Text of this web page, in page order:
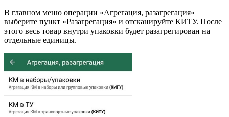
В главном меню операции «Агрегация, разагрегация»
выберите пункт «Разагрегация» и отсканируйте КИТУ. После
этого весь товар внутри упаковки будет разагрегирован на
отдельные единицы.